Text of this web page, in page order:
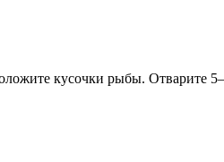
кусочки рыбы. Отварите